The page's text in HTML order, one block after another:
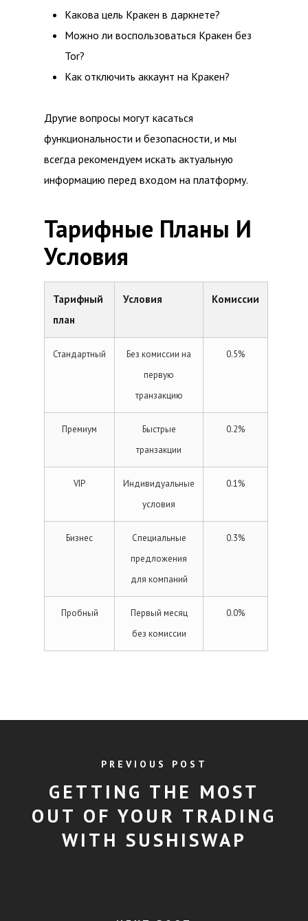
Какова цель Кракен в даркнете?
Можно ли воспользоваться Кракен без
Tor?
Как отключить аккаунт на Кракен?
Другие вопросы могут касаться
функциональности и безопасности, и мы
всегда рекомендуем искать актуальную
информацию перед входом на платформу.
Тарифные Планы И
Условия
Тарифный
план
Условия Комиссии
Стандартный
Без комиссии на
первую
транзакцию
0.5%
Премиум
Быстрые
транзакции
0.2%
VIP
Индивидуальные
условия
0.1%
Бизнес
Специальные
предложения
для компаний
0.3%
Пробный
Первый месяц
без комиссии
0.0%
PREVIOUS POST
GETTING THE MOST
OUT OF YOUR TRADING
WITH SUSHISWAP